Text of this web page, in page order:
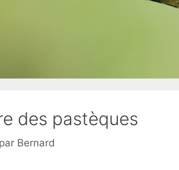
des pastèques
par Bernard